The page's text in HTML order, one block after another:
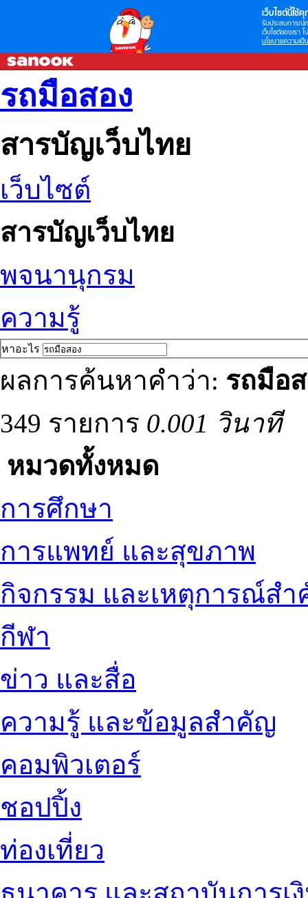
เว็บไซต์นี้ใช้คุ
รับประสบการณ์
เว็บไซต์ของเรา
นโยบายความเป็
รถมือสอง
สารบัญเว็บไทย
เว็บไซต์
สารบัญเว็บไทย
พจนานุกรม
ความรู้
หาอะไร
ผลการค้นหาคำว่า: รถมือ
349 รายการ 0.001 วินาที
หมวดทั้งหมด
การศึกษา
การแพทย์ และสุขภาพ
กิจกรรม และเหตุการณ์ส
กีฬา
ข่าว และสื่อ
ความรู้ และข้อมูลสำคัญ
คอมพิวเตอร์
ชอปปิ้ง
ท่องเที่ยว